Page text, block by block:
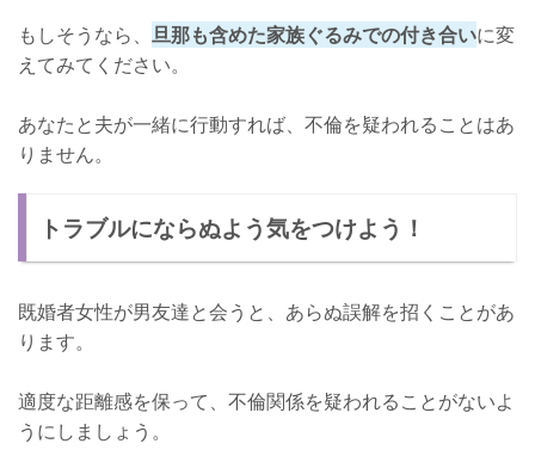
もしそうなら、 旦那も含めた家族ぐるみでの付き合いに変
えてみてください。
あなたと夫が一緒に行動すれば、不倫を疑われることはあ
りません。
トラブルにならぬよう気をつけよう！
既婚者女性が男友達と会うと、あらぬ誤解を招くことがあ
ります。
適度な距離感を保って、不倫関係を疑われることがないよ
うにしましょう。